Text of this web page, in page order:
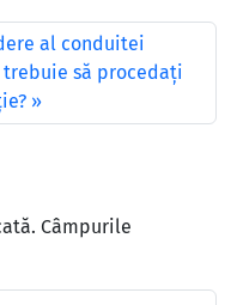
al conduitei
să procedați
Câmpurile